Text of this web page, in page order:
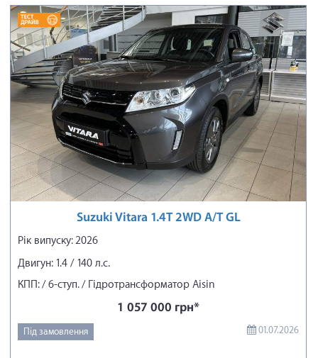
Suzuki Vitara 1.4T 2WD A/T GL
Рік випуску: 2026
Двигун: 1.4 / 140 л.с.
КПП: / 6-ступ. / Гідротрансформатор Aisin
1 057 000 грн*
Під замовлення 01.07.2026